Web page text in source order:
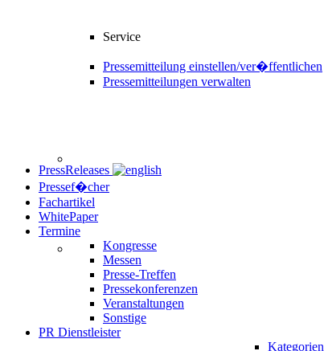
Service
Pressemitteilung einstellen/ver�ffentlichen
Pressemitteilungen verwalten
PressReleases
Pressef�cher
Fachartikel
WhitePaper
Termine
Kongresse
Messen
Presse-Treffen
Pressekonferenzen
Veranstaltungen
Sonstige
PR Dienstleister
Kategorien